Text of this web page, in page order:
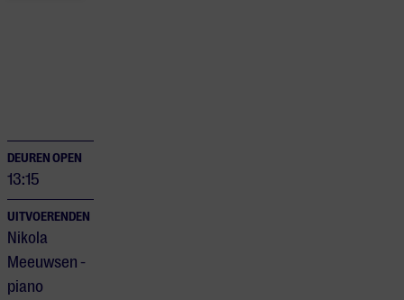
DEUREN OPEN
13:15
UITVOERENDEN
Nikola
Meeuwsen -
piano